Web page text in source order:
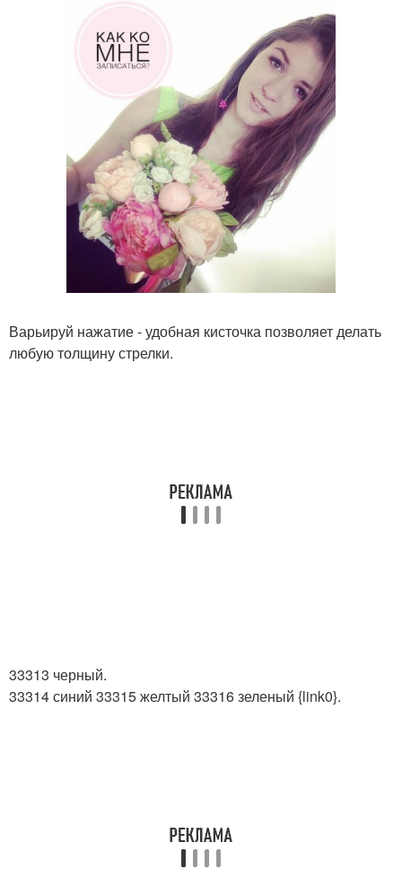
Варьируй нажатие - удобная кисточка позволяет делать
любую толщину стрелки.
33313 черный.
33314 синий 33315 желтый 33316 зеленый {link0}.